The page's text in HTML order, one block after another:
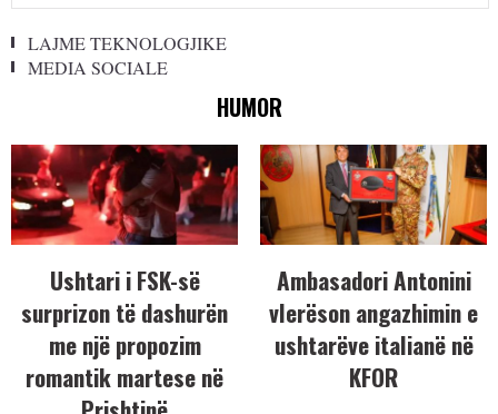
LAJME TEKNOLOGJIKE
MEDIA SOCIALE
HUMOR
Ushtari i FSK-së
surprizon të dashurën
me një propozim
romantik martese në
Ambasadori Antonini
vlerëson angazhimin e
ushtarëve italianë në
KFOR